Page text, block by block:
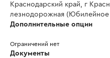
Краснодарский край, г
лезнодорожная (Юбилейное
Дополнительные опции
Ограничений нет
Документы